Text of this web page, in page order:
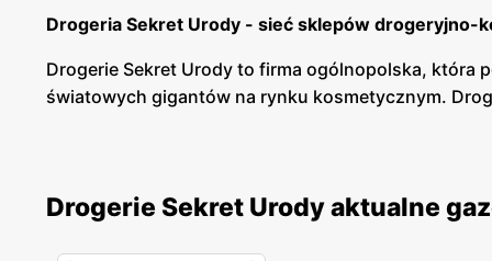
Drogeria Sekret Urody - sieć sklepów drogeryjno-
Drogerie Sekret Urody to firma ogólnopolska, która
światowych gigantów na rynku kosmetycznym.
W drogeriach Sekret Urody jest przedstawiona
Drogerie Sekret Urody aktualne